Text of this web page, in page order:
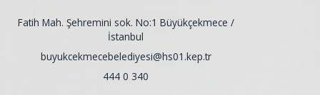
Fatih Mah. Şehremini sok. No:1 Büyükçekmece /
İstanbul
buyukcekmecebelediyesi@hs01.kep.tr
444 0 340